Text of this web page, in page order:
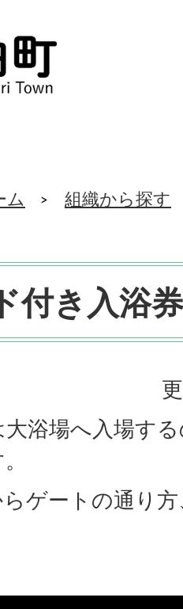
ム 組織から探す
付き入浴
浴場へ入場す
ゲートの通り